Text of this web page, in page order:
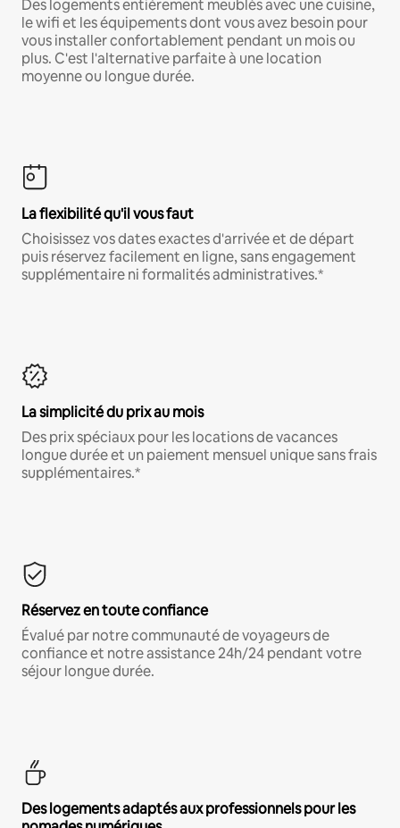
Des logements entièrement meublés avec une cuisine,
le wifi et les équipements dont vous avez besoin pour
vous installer confortablement pendant un mois ou
plus. C'est l'alternative parfaite à une location
moyenne ou longue durée.
La flexibilité qu'il vous faut
Choisissez vos dates exactes d'arrivée et de départ
puis réservez facilement en ligne, sans engagement
supplémentaire ni formalités administratives.*
La simplicité du prix au mois
Des prix spéciaux pour les locations de vacances
longue durée et un paiement mensuel unique sans frais
supplémentaires.*
Réservez en toute confiance
Évalué par notre communauté de voyageurs de
confiance et notre assistance 24h/24 pendant votre
séjour longue durée.
Des logements adaptés aux professionnels pour les